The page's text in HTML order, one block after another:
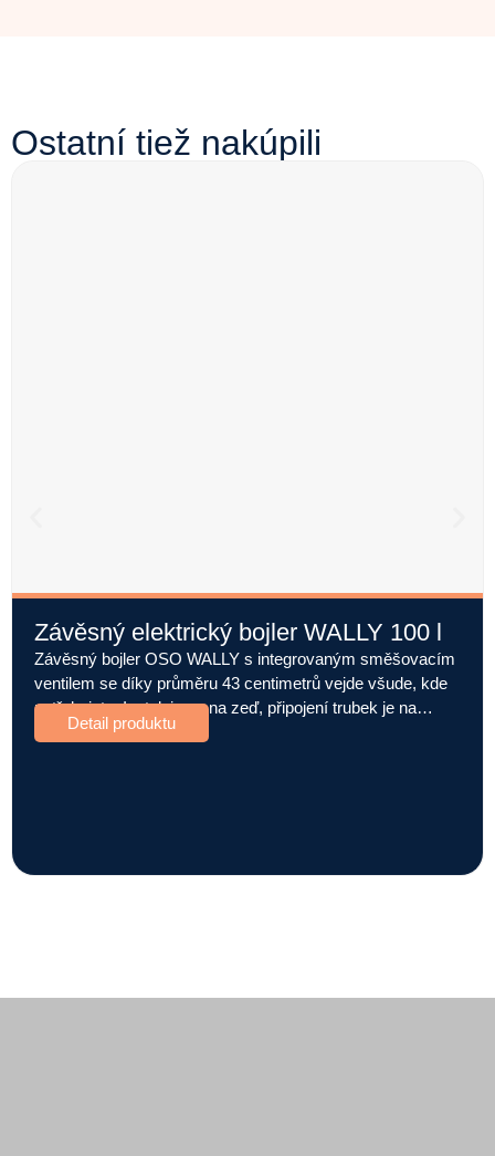
Ostatní tiež nakúpili
Závěsný elektrický bojler WALLY 100 l
Závěsný bojler OSO WALLY s integrovaným směšovacím
ventilem se díky průměru 43 centimetrů vejde všude, kde
potřebujete. Instaluje se na zeď, připojení trubek je na…
Detail produktu